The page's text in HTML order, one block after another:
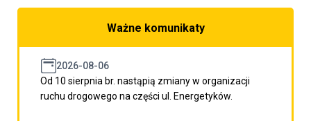
Ważne komunikaty
2026-08-06
Od 10 sierpnia br. nastąpią zmiany w organizacji
ruchu drogowego na części ul. Energetyków.